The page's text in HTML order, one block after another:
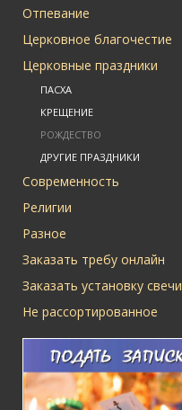
Отпевание
Церковное благочестие
Церковные праздники
ПАСХА
КРЕЩЕНИЕ
РОЖДЕСТВО
ДРУГИЕ ПРАЗДНИКИ
Современность
Религии
Разное
Заказать требу онлайн
Заказать установку свечи
Не рассортированное